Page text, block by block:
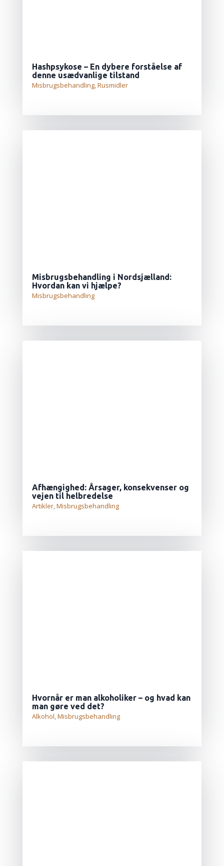
Hashpsykose – En dybere forståelse af
denne usædvanlige tilstand
Misbrugsbehandling,Rusmidler
Misbrugsbehandling i Nordsjælland:
Hvordan kan vi hjælpe?
Misbrugsbehandling
Afhængighed: Årsager, konsekvenser og
vejen til helbredelse
Artikler,Misbrugsbehandling
Hvornår er man alkoholiker – og hvad kan
man gøre ved det?
Alkohol,Misbrugsbehandling